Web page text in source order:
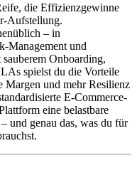
die Effizienzgewinne
Aufstellung.
– in
Management und
Onboarding,
spielst du die Vorteile
Margen und mehr Resilienz
E-Commerce-
eine belastbare
und genau das, was du für